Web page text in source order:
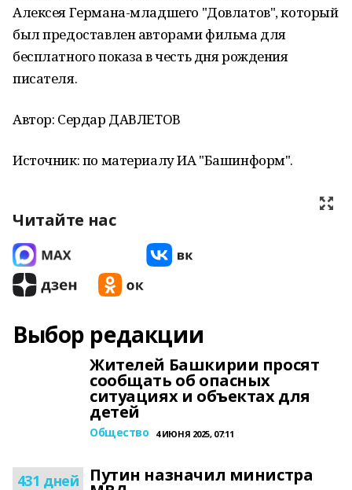
Алексея Германа-младшего "Довлатов", который
был предоставлен авторами фильма для
бесплатного показа в честь дня рождения
писателя.
Автор: Сердар ДАВЛЕТОВ
Источник: по материалу ИА "Башинформ".
Читайте нас
Выбор редакции
Жителей Башкирии просят
сообщать об опасных
ситуациях и объектах для
детей
Общество 4 ИЮНЯ 2025, 07:11
431 дней Путин назначил министра